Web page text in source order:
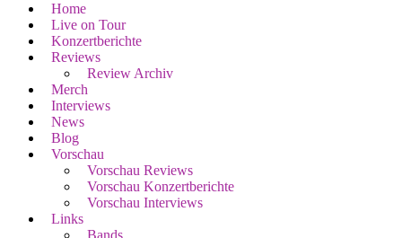
Home
Live on Tour
Konzertberichte
Reviews
Review Archiv
Merch
Interviews
News
Blog
Vorschau
Vorschau Reviews
Vorschau Konzertberichte
Vorschau Interviews
Links
Bands